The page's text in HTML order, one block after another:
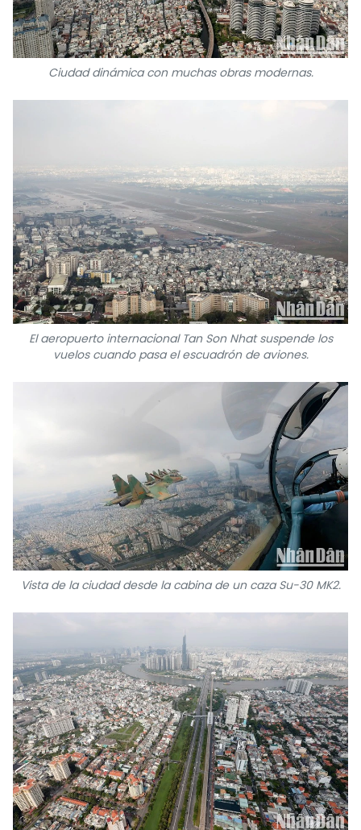
Ciudad dinámica con muchas obras modernas.
El aeropuerto internacional Tan Son Nhat suspende los
vuelos cuando pasa el escuadrón de aviones.
Vista de la ciudad desde la cabina de un caza Su-30 MK2.